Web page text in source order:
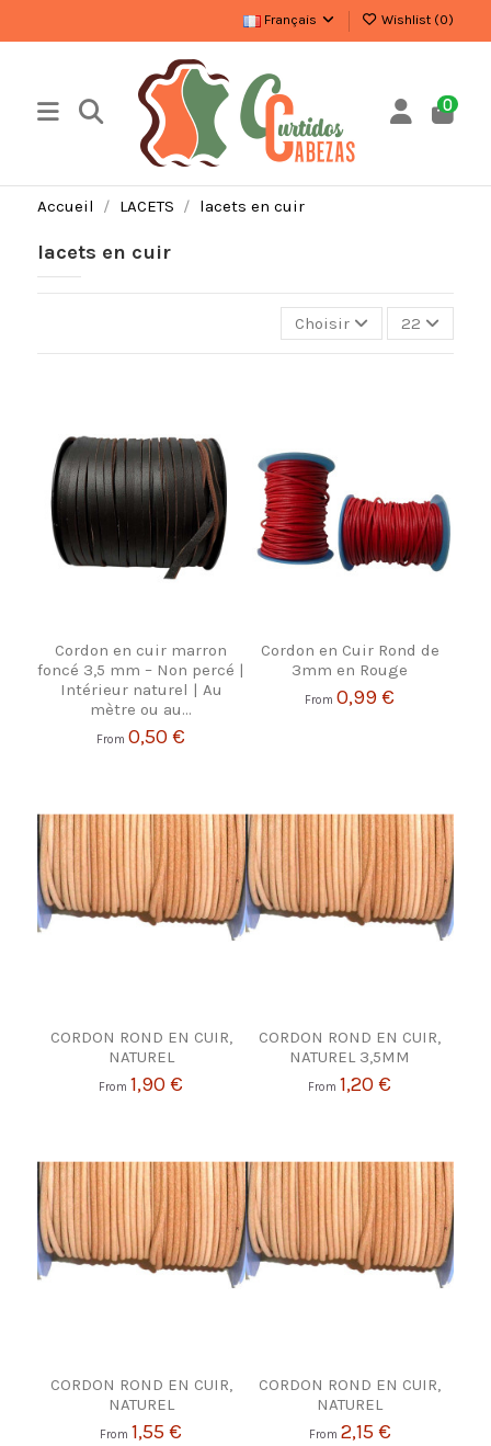
Français Wishlist (0)
0
Accueil LACETS lacets en cuir
lacets en cuir
Choisir 22
Cordon en cuir marron
foncé 3,5 mm – Non percé |
Intérieur naturel | Au
mètre ou au...
From0,50 €
Cordon en Cuir Rond de
3mm en Rouge
From0,99 €
CORDON ROND EN CUIR,
NATUREL
From 1,90 €
CORDON ROND EN CUIR,
NATUREL 3,5MM
From 1,20 €
CORDON ROND EN CUIR,
NATUREL
From 1,55 €
CORDON ROND EN CUIR,
NATUREL
From 2,15 €